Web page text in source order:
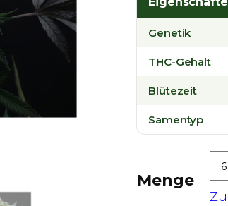
Genetik
THC-Gehalt
Blütezeit
Samentyp
Menge